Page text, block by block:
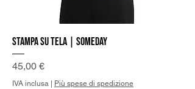
Stampa su Tela | Someday
Prezzo
45,00 €
IVA inclusa Più spese di spedizione